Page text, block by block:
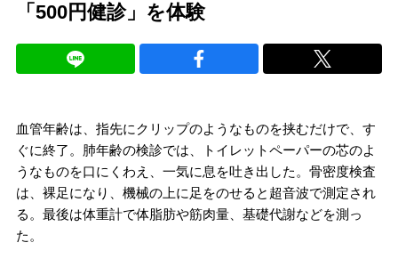
「500円健診」を体験
血管年齢は、指先にクリップのようなものを挟むだけで、す
ぐに終了。肺年齢の検診では、トイレットペーパーの芯のよ
うなものを口にくわえ、一気に息を吐き出した。骨密度検査
は、裸足になり、機械の上に足をのせると超音波で測定され
る。最後は体重計で体脂肪や筋肉量、基礎代謝などを測っ
た。